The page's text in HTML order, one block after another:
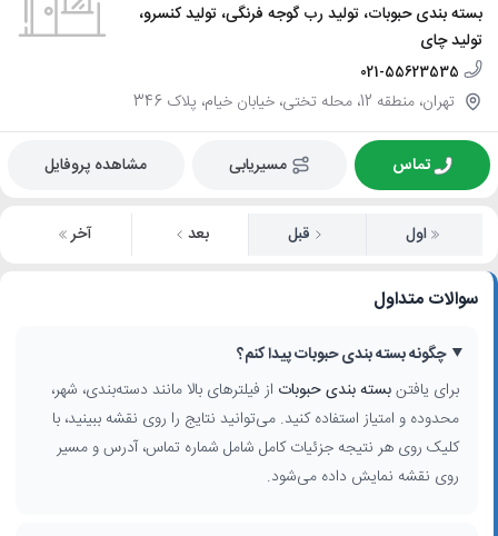
بسته بندی حبوبات، تولید رب گوجه فرنگی، تولید کنسرو،
تولید چای
021-55623535
تهران، منطقه 12، محله تختی، خیابان خیام، پلاک 346
تماس مسیریابی مشاهده پروفایل
اول قبل بعد آخر
سوالات متداول
چگونه بسته بندی حبوبات پیدا کنم؟
برای یافتنبسته بندی حبوبات از فیلترهای بالا مانند دسته‌بندی، شهر،
محدوده و امتیاز استفاده کنید. می‌توانید نتایج را روی نقشه ببینید، با
کلیک روی هر نتیجه جزئیات کامل شامل شماره تماس، آدرس و مسیر
روی نقشه نمایش داده می‌شود.